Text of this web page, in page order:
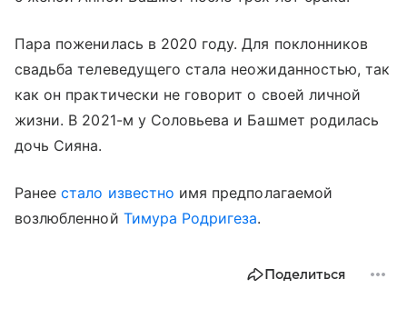
Пара поженилась в 2020 году. Для поклонников
свадьба телеведущего стала неожиданностью, так
как он практически не говорит о своей личной
жизни. В 2021-м у Соловьева и Башмет родилась
дочь Сияна.
Ранеестало известно имя предполагаемой
возлюбленной Тимура Родригеза.
Поделиться